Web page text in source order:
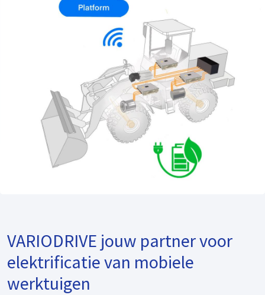
VARIODRIVE jouw partner voor
elektrificatie van mobiele
werktuigen